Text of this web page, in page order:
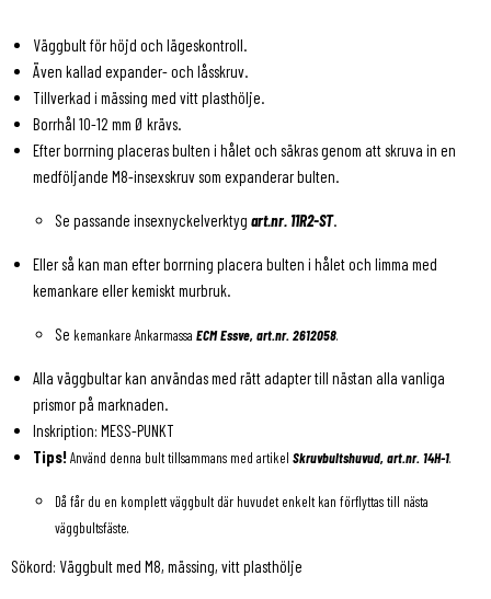
Väggbult för höjd och lägeskontroll.
Även kallad expander- och låsskruv.
Tillverkad i mässing med vitt plasthölje.
Borrhål 10-12 mm Ø krävs.
Efter borrning placeras bulten i hålet och säkras genom att skruva in en
medföljande M8-insexskruv som expanderar bulten.
Se passande insexnyckelverktyg art.nr. 11R2-ST.
Eller så kan man efter borrning placera bulten i hålet och limma med
kemankare eller kemiskt murbruk.
Se kemankare Ankarmassa ECM Essve, art.nr. 2612058.
Alla väggbultar kan användas med rätt adapter till nästan alla vanliga
prismor på marknaden.
Inskription: MESS-PUNKT
Tips!Använd denna bult tillsammans med artikel Skruvbultshuvud, art.nr. 14H-1.
Då får du en komplett väggbult där huvudet enkelt kan förflyttas till nästa
väggbultsfäste.
Sökord: Väggbult med M8, mässing, vitt plasthölje